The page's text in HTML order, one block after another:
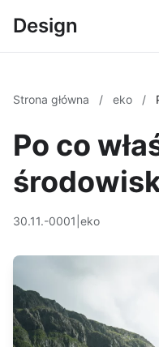
Design
Strona główna / eko /
Po co
30.11.-0001 eko